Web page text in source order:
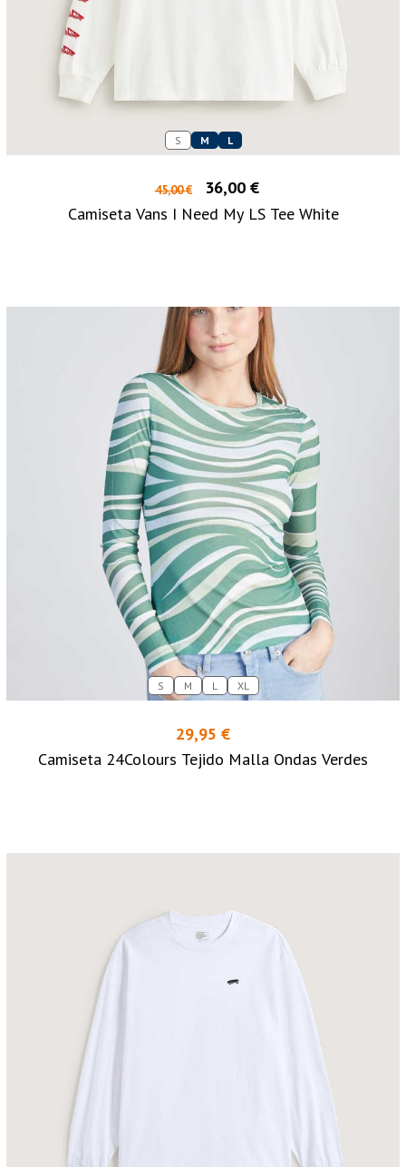
S M L
45,00 €
36,00 €
Camiseta Vans I Need My LS Tee White
S M L XL
29,95 €
Camiseta 24Colours Tejido Malla Ondas Verdes